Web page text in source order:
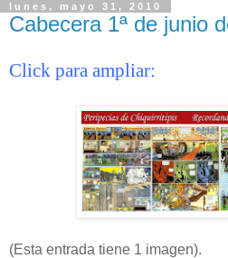
lunes, mayo 31, 2010
Cabecera 1ª de junio
Click para ampliar:
(Esta entrada tiene 1 imagen).